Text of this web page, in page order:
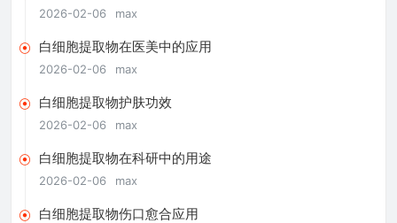
2026-02-06 max
白细胞提取物在医美中的应用
2026-02-06 max
白细胞提取物护肤功效
2026-02-06 max
白细胞提取物在科研中的用途
2026-02-06 max
白细胞提取物伤口愈合应用